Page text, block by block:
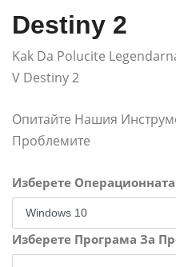
Destiny 2
Kak Da Polucite
V Destiny 2
Опитайте Нашия
Проблемите
Изберете
Изберете Програма За